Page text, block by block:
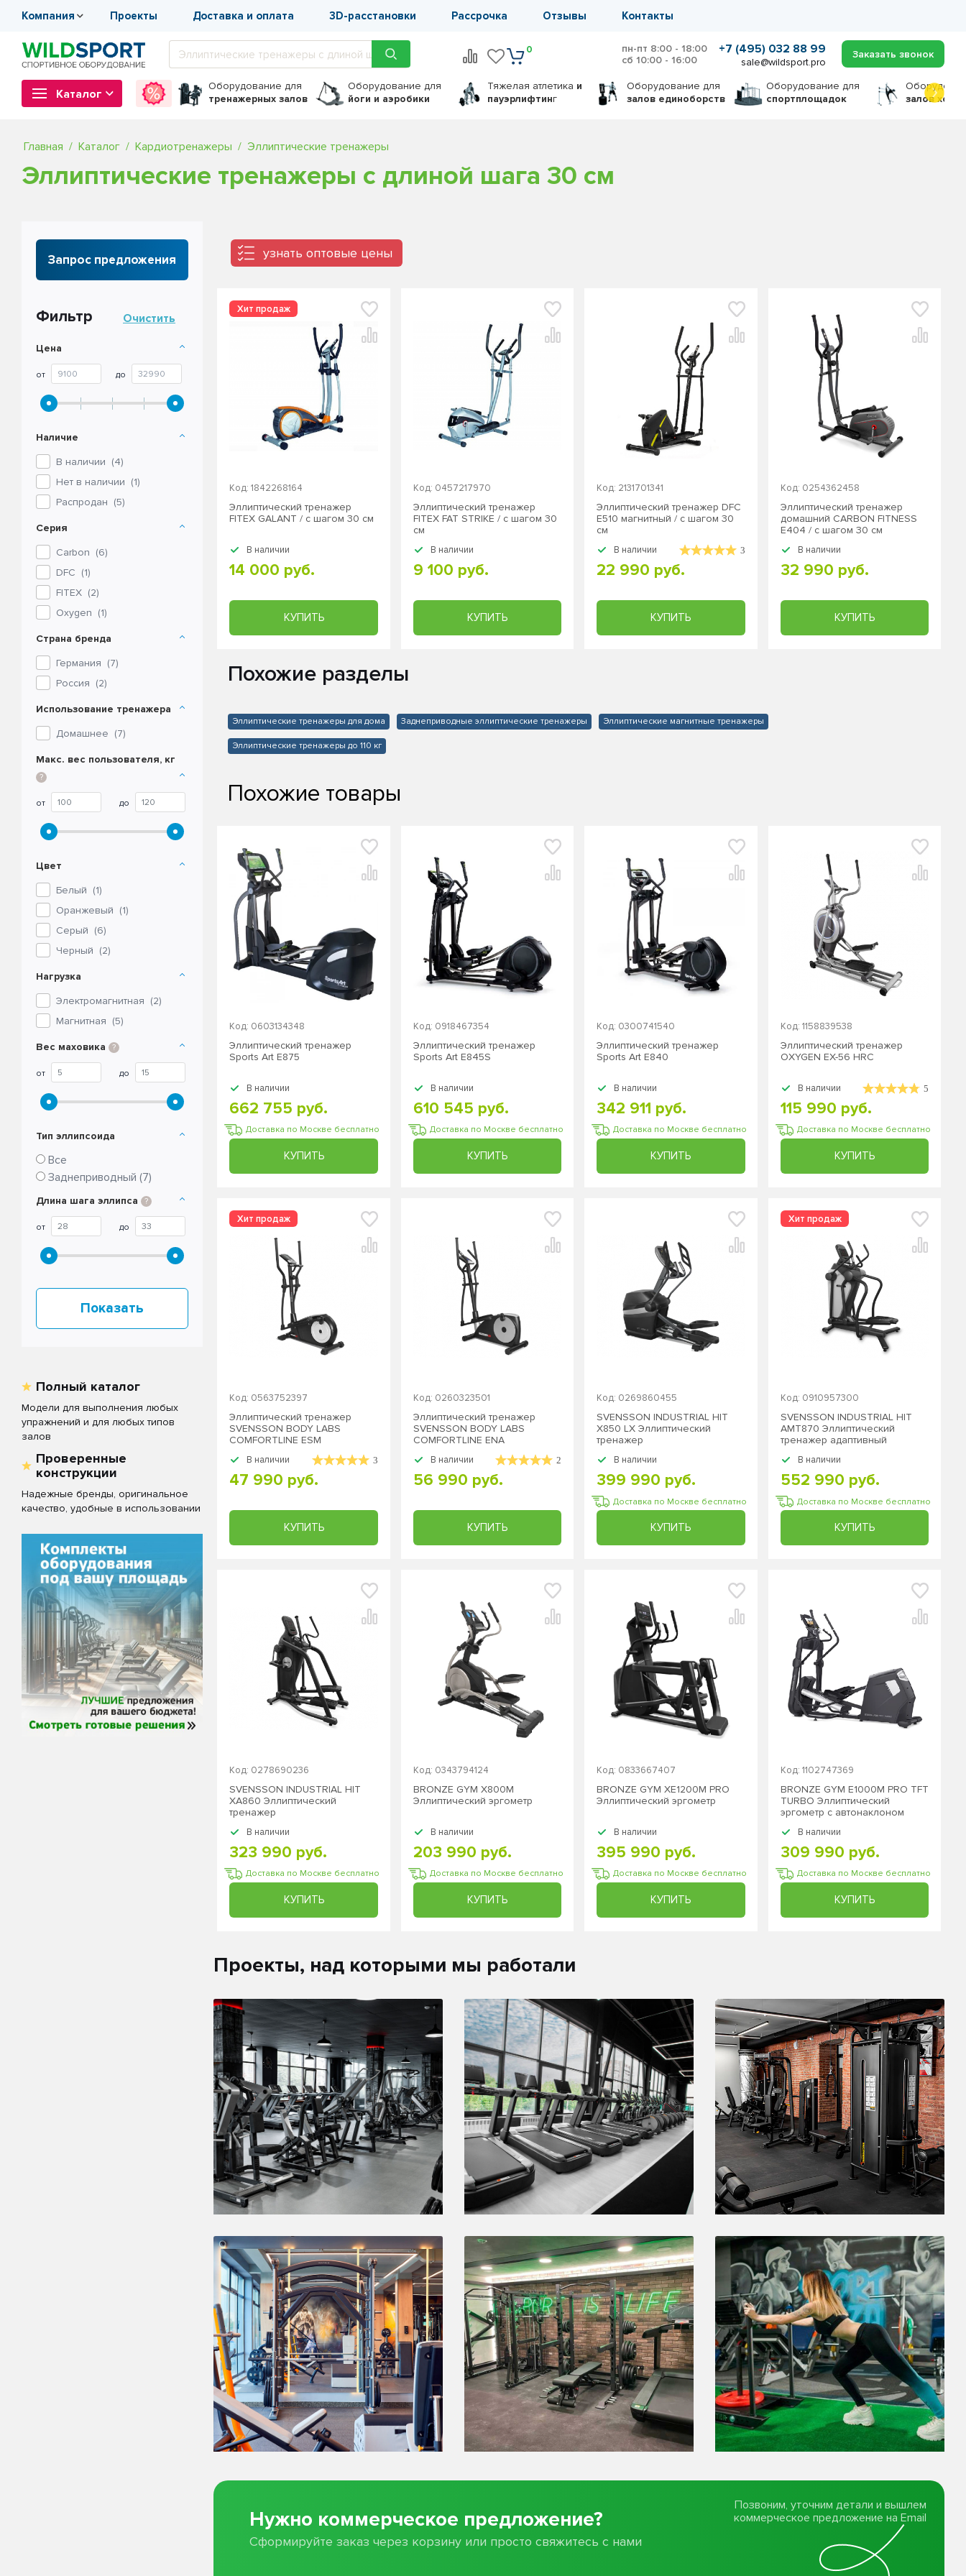
Компания Проекты Доставка и оплата 3D-расстановки Рассрочка Отзывы Контакты
0
пн-пт 8:00 - 18:00
сб 10:00 - 16:00
+7 (495) 032 88 99
sale@wildsport.pro
Заказать звонок
Каталог
Оборудование для
тренажерных залов
Оборудование для
йоги и аэробики
Тяжелая атлетика и
пауэрлифтинг
Оборудование для
залов единоборств
Оборудование для
спортплощадок
залов
Главная Каталог Кардиотренажеры Эллиптические тренажеры
Эллиптические тренажеры с длиной шага 30 см
Запрос предложения
Фильтр
Цена
от до
Наличие
В наличии (4)
Нет в наличии (1)
Распродан (5)
Серия
Carbon (6)
DFC (1)
FITEX (2)
Oxygen (1)
Страна бренда
Германия (7)
Россия (2)
Использование тренажера
Домашнее (7)
Макс. вес пользователя, кг
?
от до
Цвет
Белый (1)
Оранжевый (1)
Серый (6)
Черный (2)
Нагрузка
Электромагнитная (2)
Магнитная (5)
Вес маховика ?
от до
Тип эллипсоида
Все
Заднеприводный (7)
Длина шага эллипса ?
от до
Полный каталог
Модели для выполнения любых
упражнений и для любых типов
залов
Проверенные
конструкции
Надежные бренды, оригинальное
качество, удобные в использовании
узнать оптовые цены
Код: 1842268164
Эллиптический тренажер
FITEX GALANT / с шагом 30 см
В наличии
14 000 руб.
КУПИТЬ
Код: 0457217970
Эллиптический тренажер
FITEX FAT STRIKE / с шагом 30
см
В наличии
9 100 руб.
КУПИТЬ
Код: 2131701341
Эллиптический тренажер DFC
E510 магнитный / с шагом 30
см
В наличии 3
22 990 руб.
КУПИТЬ
Код: 0254362458
Эллиптический тренажер
домашний CARBON FITNESS
E404 / с шагом 30 см
В наличии
32 990 руб.
КУПИТЬ
Похожие разделы
Эллиптические тренажеры для дома Заднеприводные эллиптические тренажеры Эллиптические магнитные тренажеры
Эллиптические тренажеры до 110 кг
Похожие товары
Код: 0603134348
Эллиптический тренажер
Sports Art Е875
В наличии
Доставка по Москве бесплатно
662 755 руб.
КУПИТЬ
Код: 0918467354
Эллиптический тренажер
Sports Art E845S
В наличии
Доставка по Москве бесплатно
610 545 руб.
КУПИТЬ
Код: 0300741540
Эллиптический тренажер
Sports Art Е840
В наличии
Доставка по Москве бесплатно
342 911 руб.
КУПИТЬ
Код: 1158839538
Эллиптический тренажер
OXYGEN EX-56 HRC
В наличии 5
Доставка по Москве бесплатно
115 990 руб.
КУПИТЬ
Код: 0563752397
Эллиптический тренажер
SVENSSON BODY LABS
COMFORTLINE ESM
В наличии 3
47 990 руб.
КУПИТЬ
Код: 0260323501
Эллиптический тренажер
SVENSSON BODY LABS
COMFORTLINE ENA
В наличии 2
56 990 руб.
КУПИТЬ
Код: 0269860455
SVENSSON INDUSTRIAL HIT
X850 LX Эллиптический
тренажер
В наличии
Доставка по Москве бесплатно
399 990 руб.
КУПИТЬ
Код: 0910957300
SVENSSON INDUSTRIAL HIT
AMT870 Эллиптический
тренажер адаптивный
В наличии
Доставка по Москве бесплатно
552 990 руб.
КУПИТЬ
Код: 0278690236
SVENSSON INDUSTRIAL HIT
XA860 Эллиптический
тренажер
В наличии
Доставка по Москве бесплатно
323 990 руб.
КУПИТЬ
Код: 0343794124
BRONZE GYM X800M
Эллиптический эргометр
В наличии
Доставка по Москве бесплатно
203 990 руб.
КУПИТЬ
Код: 0833667407
BRONZE GYM XE1200M PRO
Эллиптический эргометр
В наличии
Доставка по Москве бесплатно
395 990 руб.
КУПИТЬ
Код: 1102747369
BRONZE GYM E1000M PRO TFT
TURBO Эллиптический
эргометр с автонаклоном
В наличии
Доставка по Москве бесплатно
309 990 руб.
КУПИТЬ
Проекты, над которыми мы работали
Нужно коммерческое предложение?
Сформируйте заказ через корзину или просто свяжитесь с нами
Позвоним, уточним детали и вышлем
коммерческое предложение на Email